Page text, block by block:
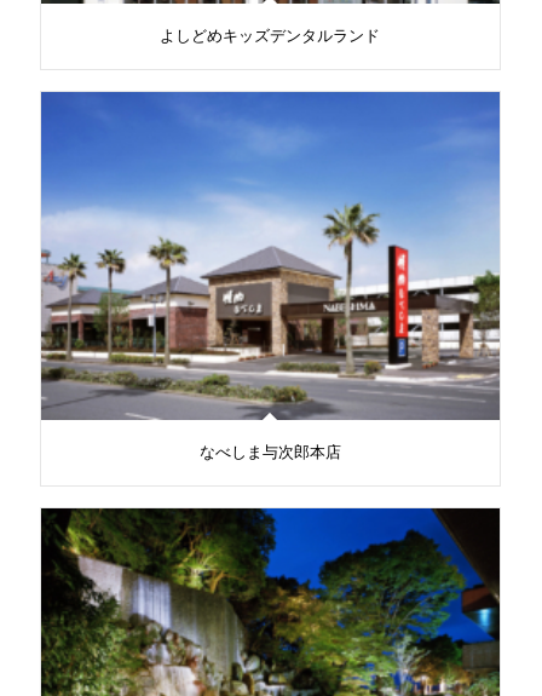
よしどめキッズデンタルランド
なべしま与次郎本店